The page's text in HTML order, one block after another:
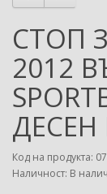
СТОП
2012
Код на продукта:
Наличност: В